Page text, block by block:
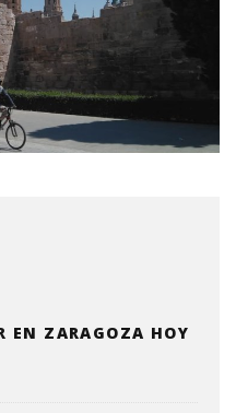
EN ZARAGOZA HOY